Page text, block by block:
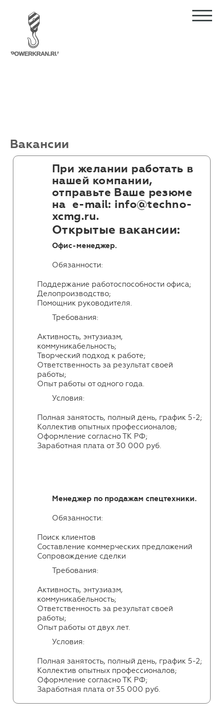
Вакансии
При желании работать в
нашей компании,
отправьте Ваше резюме
на e-mail: info@techno-
xcmg.ru.
Открытые вакансии:
Офис-менеджер.
Обязанности:
Поддержание работоспособности офиса;
Делопроизводство;
Помощник руководителя.
Требования:
Активность, энтузиазм,
коммуникабельность;
Творческий подход к работе;
Ответственность за результат своей
работы;
Опыт работы от одного года.
Условия:
Полная занятость, полный день, график 5-2;
Коллектив опытных профессионалов;
Оформление согласно ТК РФ;
Заработная плата от 30 000 руб.
Менеджер по продажам спецтехники.
Обязанности:
Поиск клиентов
Составление коммерческих предложений
Сопровождение сделки
Требования:
Активность, энтузиазм,
коммуникабельность;
Ответственность за результат своей
работы;
Опыт работы от двух лет.
Условия:
Полная занятость, полный день, график 5-2;
Коллектив опытных профессионалов;
Оформление согласно ТК РФ;
Заработная плата от 35 000 руб.